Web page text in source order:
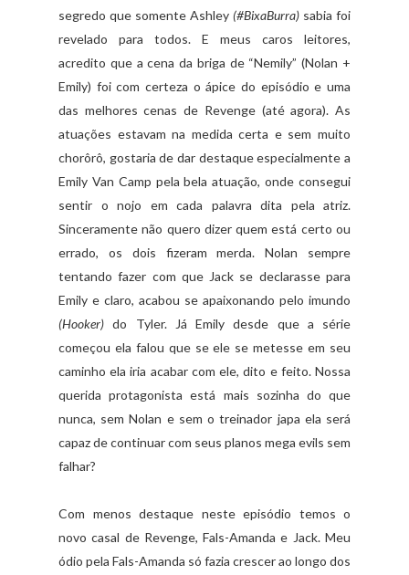
segredo que somente Ashley (#BixaBurra) sabia foi
revelado para todos. E meus caros leitores,
acredito que a cena da briga de “Nemily” (Nolan +
Emily) foi com certeza o ápice do episódio e uma
das melhores cenas de Revenge (até agora). As
atuações estavam na medida certa e sem muito
chorôrô, gostaria de dar destaque especialmente a
Emily Van Camp pela bela atuação, onde consegui
sentir o nojo em cada palavra dita pela atriz.
Sinceramente não quero dizer quem está certo ou
errado, os dois fizeram merda. Nolan sempre
tentando fazer com que Jack se declarasse para
Emily e claro, acabou se apaixonando pelo imundo
(Hooker) do Tyler. Já Emily desde que a série
começou ela falou que se ele se metesse em seu
caminho ela iria acabar com ele, dito e feito. Nossa
querida protagonista está mais sozinha do que
nunca, sem Nolan e sem o treinador japa ela será
capaz de continuar com seus planos mega evils sem
falhar?
Com menos destaque neste episódio temos o
novo casal de Revenge, Fals-Amanda e Jack. Meu
ódio pela Fals-Amanda só fazia crescer ao longo dos